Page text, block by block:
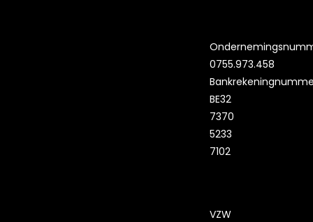
0755.973.458
BE32
7370
5233
7102
VZW